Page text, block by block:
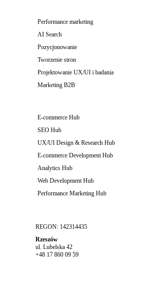
Performance marketing
AI Search
Pozycjonowanie
Tworzenie stron
Projektowanie UX/UI i badania
Marketing B2B
E-commerce Hub
SEO Hub
UX/UI Design & Research Hub
E-commerce Development Hub
Analytics Hub
Web Development Hub
Performance Marketing Hub
REGON: 142314435
Rzeszów
ul. Lubelska 42
+48 17 860 09 59